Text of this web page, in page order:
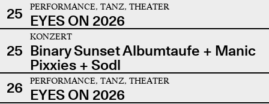
25 PERFORMANCE, TANZ, THEATER
EYES ON 2026
25
KONZERT
Binary Sunset Albumtaufe + Manic
Pixxies + Sodl
26
PERFORMANCE, TANZ, THEATER
EYES ON 2026